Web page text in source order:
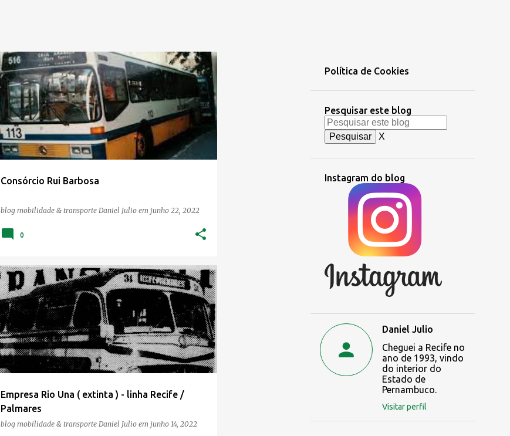
Consórcio Rui Barbosa
blog mobilidade & transporte Daniel Julio em junho 22, 2022
0
Empresa Rio Una ( extinta ) - linha Recife /
Palmares
blog mobilidade & transporte Daniel Julio em junho 14, 2022
Política de Cookies
Pesquisar este blog
X
Instagram do blog
Daniel Julio
Cheguei a Recife no
ano de 1993, vindo
do interior do
Estado de
Pernambuco.
Visitar perfil